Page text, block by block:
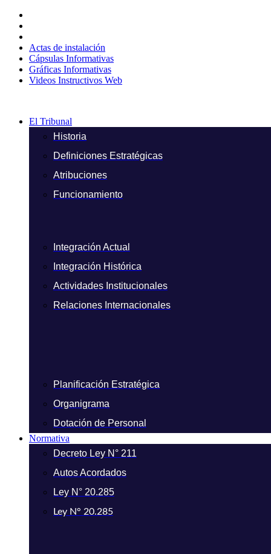
contenido
Actas de instalación
Cápsulas Informativas
Gráficas Informativas
Videos Instructivos Web
El Tribunal
Historia
Definiciones Estratégicas
Atribuciones
Funcionamiento
Integración Actual
Integración Histórica
Actividades Institucionales
Relaciones Internacionales
Planificación Estratégica
Organigrama
Dotación de Personal
Normativa
Decreto Ley N° 211
Autos Acordados
Ley N° 20.285
Ley N° 20.285